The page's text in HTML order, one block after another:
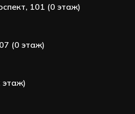
101 (0 этаж)
(0 этаж)
этаж)